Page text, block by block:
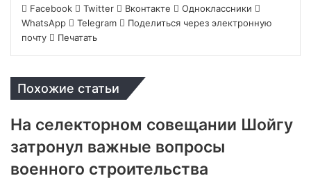
Facebook
Twitter Вконтакте
Одноклассники
WhatsApp
Telegram
Поделиться через электронную
почту
Печатать
Похожие статьи
На селекторном совещании Шойгу
затронул важные вопросы
военного строительства